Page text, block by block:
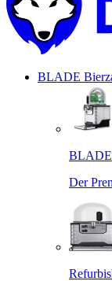
BLADE
BLADE
Der